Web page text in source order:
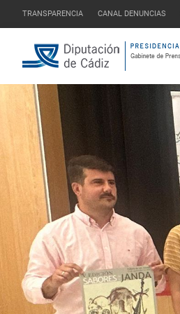
TRANSPARENCIA CANAL DENUNCIAS